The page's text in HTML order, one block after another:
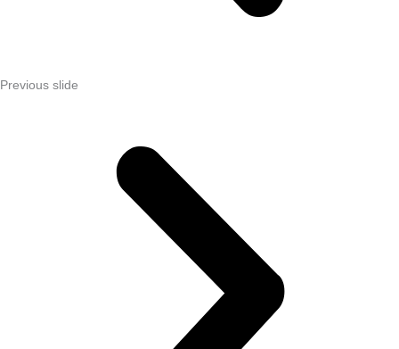
Previous slide